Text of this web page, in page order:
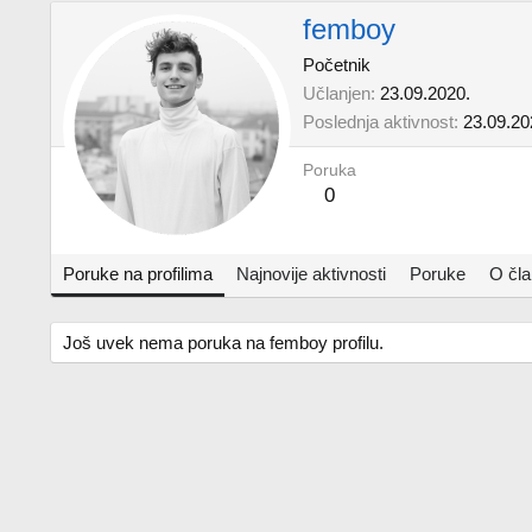
femboy
Početnik
Učlanjen 23.09.2020.
Poslednja aktivnost
Poruka
0
Poruke na profilima Najnovije aktivnosti Poruke O
Još uvek nema poruka na femboy profilu.